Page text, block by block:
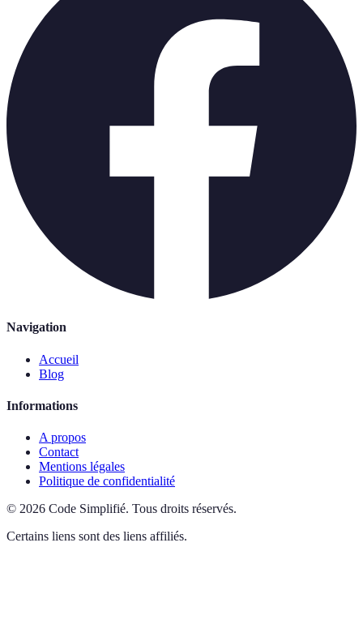
Navigation
Accueil
Blog
Informations
A propos
Contact
Mentions légales
Politique de confidentialité
© 2026 Code Simplifié. Tous droits réservés.
Certains liens sont des liens affiliés.